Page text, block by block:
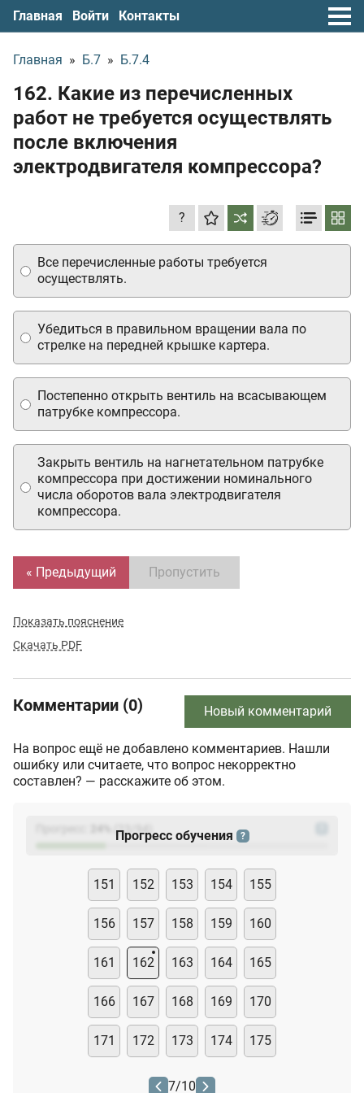
Главная Войти Контакты
Главная » Б.7 » Б.7.4
162. Какие из перечисленных
работ не требуется осуществлять
после включения
электродвигателя компрессора?
?
Закрыть вентиль на нагнетательном патрубке
компрессора при достижении номинального
числа оборотов вала электродвигателя
компрессора.
Все перечисленные работы требуется
осуществлять.
Постепенно открыть вентиль на всасывающем
патрубке компрессора.
Убедиться в правильном вращении вала по
стрелке на передней крышке картера.
« Предыдущий Пропустить
Показать пояснение
Скачать PDF
Комментарии (0) Новый комментарий
На вопрос ещё не добавлено комментариев. Нашли
ошибку или считаете, что вопрос некорректно
составлен? — расскажите об этом.
(23
Прогресс обучения ?
151 152 153 154 155
156 157 158 159 160
161 162 163 164 165
166 167 168 169 170
171 172 173 174 175
7/10